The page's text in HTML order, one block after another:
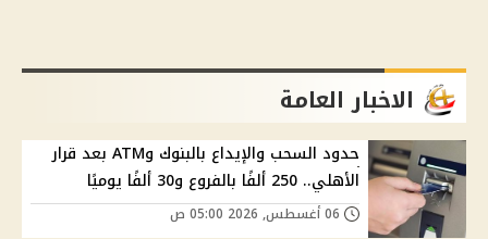
الاخبار العامة
حدود السحب والإيداع بالبنوك وATM بعد قرار
الأهلي.. 250 ألفًا بالفروع و30 ألفًا يوميًا